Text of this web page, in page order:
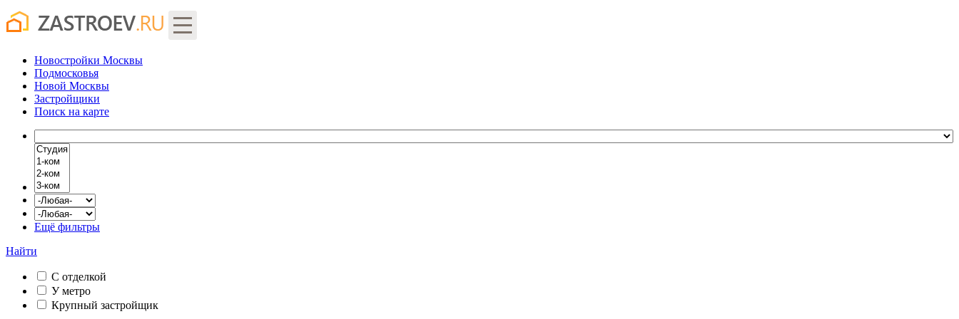
Новостройки Москвы
Подмосковья
Новой Москвы
Застройщики
Поиск на карте
Ещё фильтры
Найти
С отделкой
У метро
Крупный застройщик